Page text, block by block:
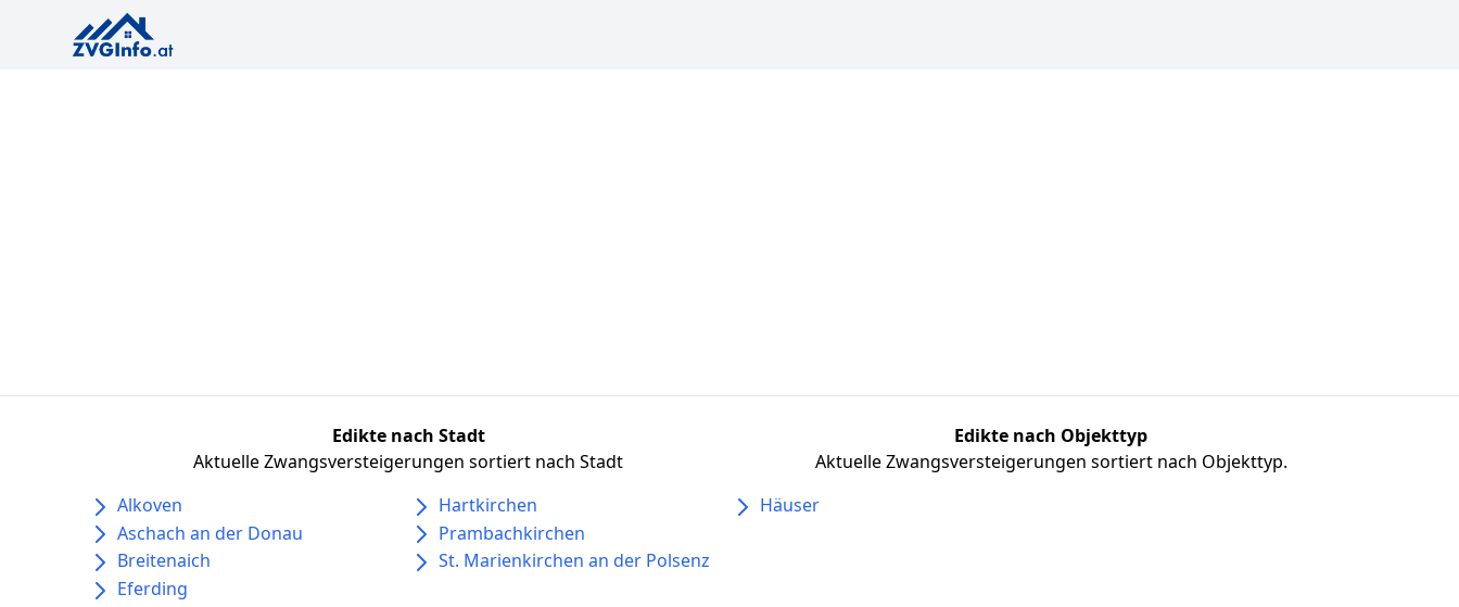
Edikte nach Stadt
Aktuelle Zwangsversteigerungen sortiert nach Stadt
Alkoven
Aschach an der Donau
Breitenaich
Eferding
Hartkirchen
Prambachkirchen
St. Marienkirchen an der Polsenz
Edikte nach Objekttyp
Aktuelle Zwangsversteigerungen sortiert nach Objekttyp.
Häuser